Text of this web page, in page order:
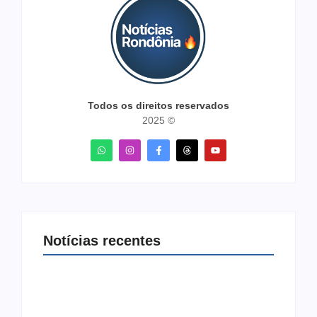
Todos os direitos reservados
2025 ©
Notícias recentes